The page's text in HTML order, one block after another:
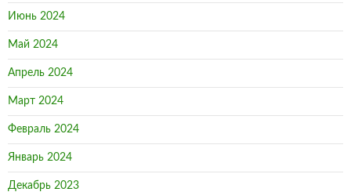
Июнь 2024
Май 2024
Апрель 2024
Март 2024
Февраль 2024
Январь 2024
Декабрь 2023